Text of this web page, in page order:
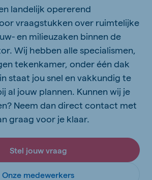
landelijk opererend
vraagstukken over ruimtelijke
en milieuzaken binnen de
Wij hebben alle specialismen,
tekenkamer, onder één dak
staat jou snel en vakkundig te
al jouw plannen. Kunnen wij je
Neem dan direct contact met
graag voor je klaar.
Stel jouw vraag
Onze medewerkers